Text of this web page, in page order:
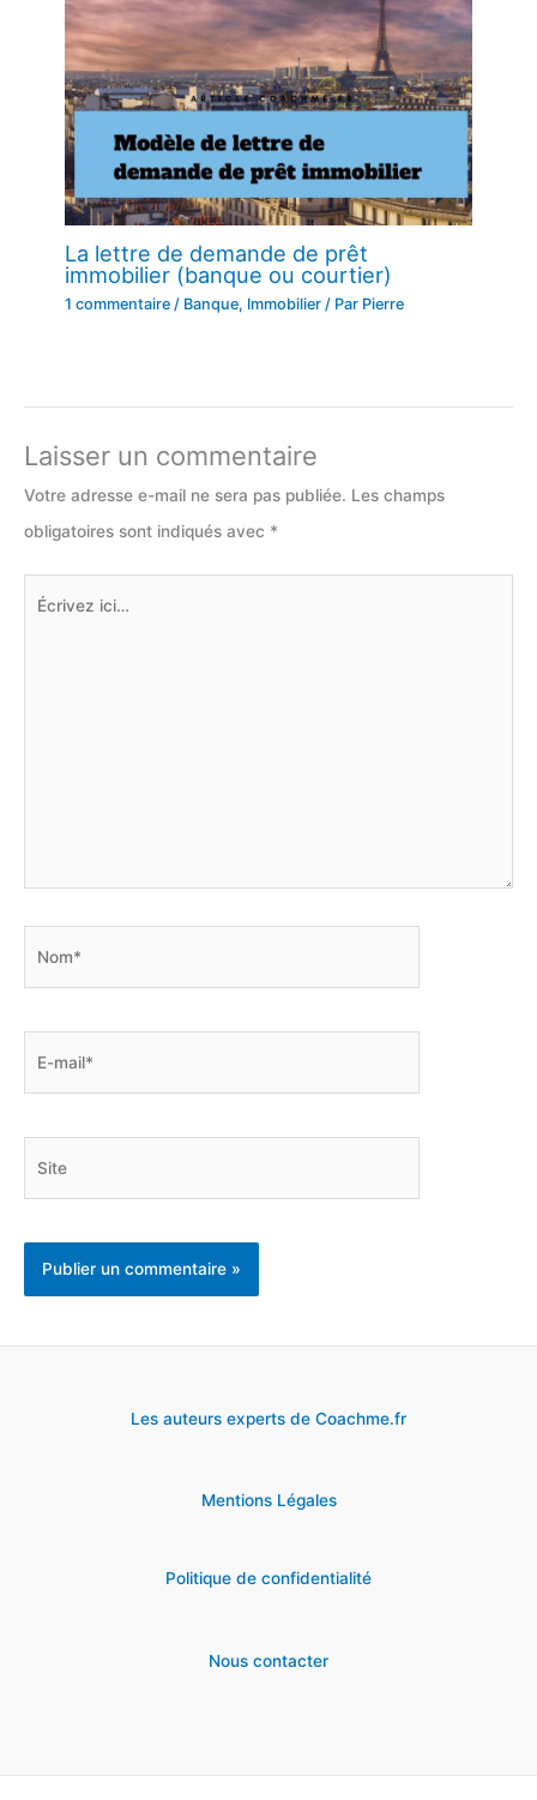
La lettre de demande de prêt
immobilier (banque ou courtier)
1 commentaire / Banque, Immobilier / Par Pierre
Laisser un commentaire
Votre adresse e-mail ne sera pas publiée. Les champs
obligatoires sont indiqués avec *
Les auteurs experts de Coachme.fr
Mentions Légales
Politique de confidentialité
Nous contacter